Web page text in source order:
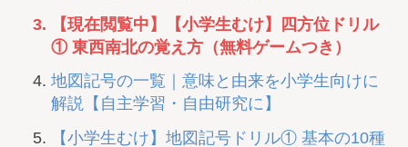
【現在閲覧中】【小学生むけ】四方位ドリル
① 東西南北の覚え方（無料ゲームつき）
地図記号の一覧｜意味と由来を小学生向けに
解説【自主学習・自由研究に】
【小学生むけ】地図記号ドリル① 基本の10種